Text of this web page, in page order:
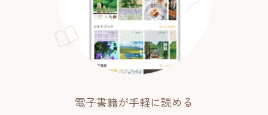
電子書籍が手軽に読める